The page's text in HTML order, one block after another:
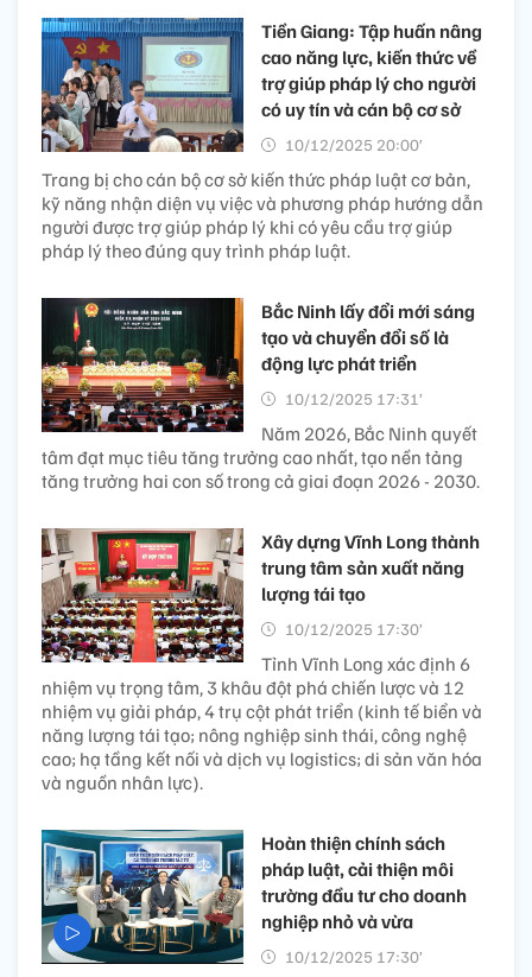
Tiền Giang: Tập huấn nâng
cao năng lực, kiến thức về
trợ giúp pháp lý cho người
có uy tín và cán bộ cơ sở
10/12/2025 20:00’
Trang bị cho cán bộ cơ sở kiến thức pháp luật cơ bản,
kỹ năng nhận diện vụ việc và phương pháp hướng dẫn
người được trợ giúp pháp lý khi có yêu cầu trợ giúp
pháp lý theo đúng quy trình pháp luật.
Bắc Ninh lấy đổi mới sáng
tạo và chuyển đổi số là
động lực phát triển
10/12/2025 17:31’
Năm 2026, Bắc Ninh quyết
tâm đạt mục tiêu tăng trưởng cao nhất, tạo nền tảng
tăng trưởng hai con số trong cả giai đoạn 2026 - 2030.
Xây dựng Vĩnh Long thành
trung tâm sản xuất năng
lượng tái tạo
10/12/2025 17:30’
Tỉnh Vĩnh Long xác định 6
nhiệm vụ trọng tâm, 3 khâu đột phá chiến lược và 12
nhiệm vụ giải pháp, 4 trụ cột phát triển (kinh tế biển và
năng lượng tái tạo; nông nghiệp sinh thái, công nghệ
cao; hạ tầng kết nối và dịch vụ logistics; di sản văn hóa
và nguồn nhân lực).
Hoàn thiện chính sách
pháp luật, cải thiện môi
trường đầu tư cho doanh
nghiệp nhỏ và vừa
10/12/2025 17:30’